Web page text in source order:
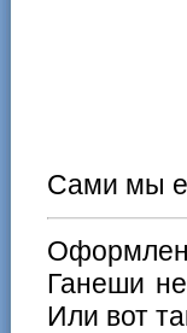
Сами мы
Ганеши
Или вот